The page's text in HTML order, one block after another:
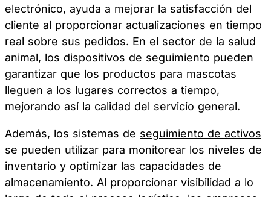
electrónico, ayuda a mejorar la satisfacción del
cliente al proporcionar actualizaciones en tiempo
real sobre sus pedidos. En el sector de la salud
animal, los dispositivos de seguimiento pueden
garantizar que los productos para mascotas
lleguen a los lugares correctos a tiempo,
mejorando así la calidad del servicio general.
Además, los sistemas de seguimiento de activos
se pueden utilizar para monitorear los niveles de
inventario y optimizar las capacidades de
almacenamiento. Al proporcionar visibilidad a lo